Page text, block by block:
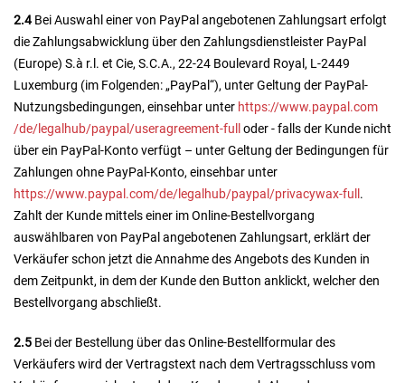
2.4Bei Auswahl einer von PayPal angebotenen Zahlungsart erfolgt
die Zahlungsabwicklung über den Zahlungsdienstleister PayPal
(Europe) S.à r.l. et Cie, S.C.A., 22-24 Boulevard Royal, L-2449
Luxemburg (im Folgenden: „PayPal“), unter Geltung der PayPal-
Nutzungsbedingungen, einsehbar unter https://www.paypal.com
/de/legalhub/paypal /useragreement-full
oder - falls der Kunde nicht
über ein PayPal-Konto verfügt – unter Geltung der Bedingungen für
Zahlungen ohne PayPal-Konto, einsehbar unter
https://www.paypal.com/de/legalhub/paypal /privacywax-full .
Zahlt der Kunde mittels einer im Online-Bestellvorgang
auswählbaren von PayPal angebotenen Zahlungsart, erklärt der
Verkäufer schon jetzt die Annahme des Angebots des Kunden in
dem Zeitpunkt, in dem der Kunde den Button anklickt, welcher den
Bestellvorgang abschließt.
2.5 Bei der Bestellung über das Online-Bestellformular des
Verkäufers wird der Vertragstext nach dem Vertragsschluss vom